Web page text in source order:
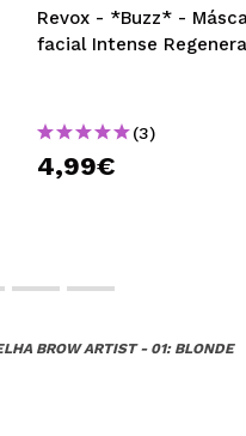
Revox - *Buzz* -
facial Intense
(3)
4,99€
BROW ARTIST - 01: BLONDE